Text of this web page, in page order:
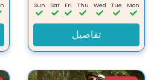
Mon
Tue
Wed
Thu
Fri
Sat
Sun
تفاصيل